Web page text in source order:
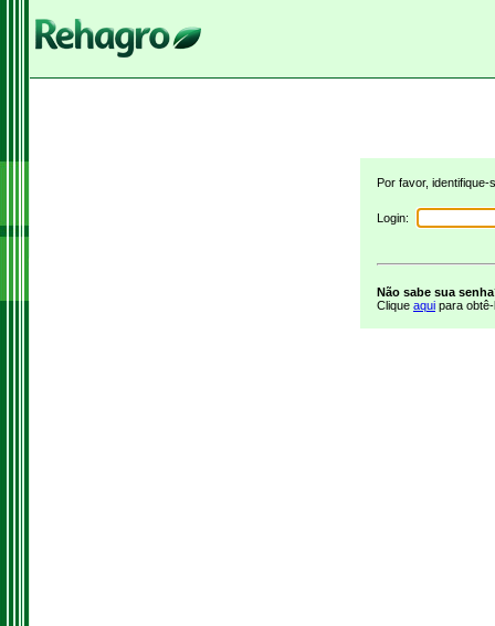
Por favor,
Login:
Não sabe sua
Clique aqui para